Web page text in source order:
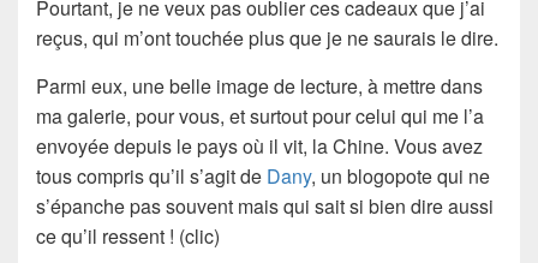
Pourtant, je ne veux pas oublier ces cadeaux que j’ai
reçus, qui m’ont touchée plus que je ne saurais le dire.
Parmi eux, une belle image de lecture, à mettre dans
ma galerie, pour vous, et surtout pour celui qui me l’a
envoyée depuis le pays où il vit, la Chine. Vous avez
tous compris qu’il s’agit de Dany, un blogopote qui ne
s’épanche pas souvent mais qui sait si bien dire aussi
ce qu’il ressent ! (clic)